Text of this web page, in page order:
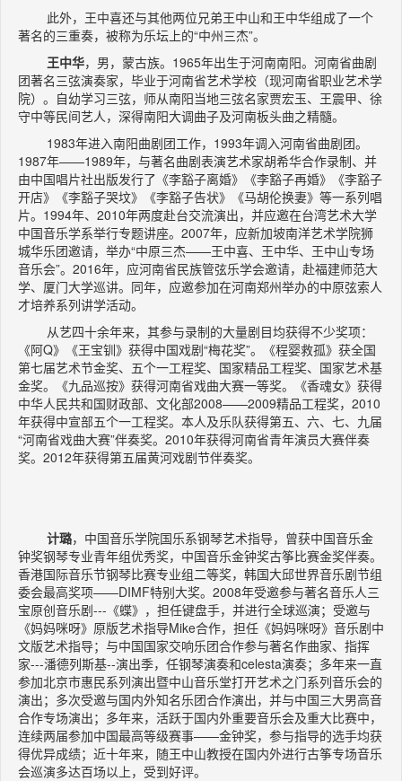
此外，王中喜还与其他两位兄弟王中山和王中华组成了一个
著名的三重奏，被称为乐坛上的“中州三杰”。
王中华，男，蒙古族。1965年出生于河南南阳。河南省曲剧
团著名三弦演奏家，毕业于河南省艺术学校（现河南省职业艺术学
院）。自幼学习三弦，师从南阳当地三弦名家贾宏玉、王震甲、徐
守中等民间艺人，深得南阳大调曲子及河南板头曲之精髓。
1983年进入南阳曲剧团工作，1993年调入河南省曲剧团。
1987年——1989年，与著名曲剧表演艺术家胡希华合作录制、并
由中国唱片社出版发行了《李豁子离婚》《李豁子再婚》《李豁子
开店》《李豁子哭坟》《李豁子告状》《马胡伦换妻》等一系列唱
片。1994年、2010年两度赴台交流演出，并应邀在台湾艺术大学
中国音乐学系举行专题讲座。2007年，应新加坡南洋艺术学院狮
城华乐团邀请，举办“中原三杰——王中喜、王中华、王中山专场
音乐会”。2016年，应河南省民族管弦乐学会邀请，赴福建师范大
学、厦门大学巡讲。同年，应邀参加在河南郑州举办的中原弦索人
才培养系列讲学活动。
从艺四十余年来，其参与录制的大量剧目均获得不少奖项：
《阿Q》《王宝钏》获得中国戏剧“梅花奖”。《程婴救孤》获全国
第七届艺术节金奖、五个一工程奖、国家精品工程奖、国家艺术基
金奖。《九品巡按》获得河南省戏曲大赛一等奖。《香魂女》获得
中华人民共和国财政部、文化部2008——2009精品工程奖，2010
年获得中宣部五个一工程奖。本人及乐队获得第五、六、七、九届
“河南省戏曲大赛”伴奏奖。2010年获得河南省青年演员大赛伴奏
奖。2012年获得第五届黄河戏剧节伴奏奖。
计璐，中国音乐学院国乐系钢琴艺术指导，曾获中国音乐金
钟奖钢琴专业青年组优秀奖，中国音乐金钟奖古筝比赛金奖伴奏。
香港国际音乐节钢琴比赛专业组二等奖，韩国大邱世界音乐剧节组
委会最高奖项——DIMF特别大奖。2008年受邀参与著名音乐人三
宝原创音乐剧---《蝶》，担任键盘手，并进行全球巡演；受邀与
《妈妈咪呀》原版艺术指导Mike合作，担任《妈妈咪呀》音乐剧中
文版艺术指导；与中国国家交响乐团合作参与著名作曲家、指挥
家---潘德列斯基--演出季，任钢琴演奏和celesta演奏；多年来一直
参加北京市惠民系列演出暨中山音乐堂打开艺术之门系列音乐会的
演出；多次受邀与国内外知名乐团合作演出，并与中国三大男高音
合作专场演出；多年来，活跃于国内外重要音乐会及重大比赛中，
连续两届参加中国最高等级赛事——金钟奖，参与指导的选手均获
得优异成绩；近十年来，随王中山教授在国内外进行古筝专场音乐
会巡演多达百场以上，受到好评。